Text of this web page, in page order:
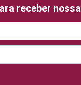
receber